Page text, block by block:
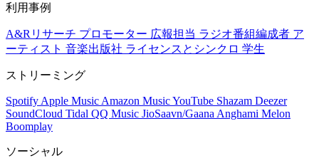
利用事例
A&Rリサーチ プロモーター 広報担当 ラジオ番組編成者 ア
ーティスト 音楽出版社 ライセンスとシンクロ 学生
ストリーミング
Spotify Apple Music Amazon MusicYouTube Shazam Deezer
SoundCloud Tidal QQ Music JioSaavn/Gaana Anghami Melon
Boomplay
ソーシャル